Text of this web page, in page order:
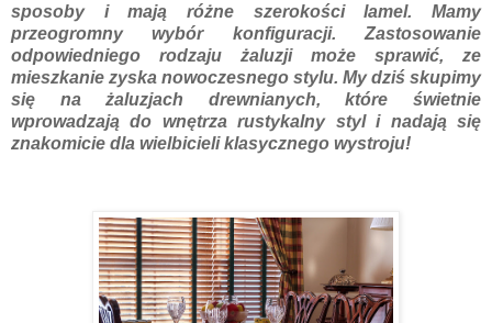
sposoby i mają różne szerokości lamel. Mamy
przeogromny wybór konfiguracji. Zastosowanie
odpowiedniego rodzaju żaluzji może sprawić, ze
mieszkanie zyska nowoczesnego stylu. My dziś skupimy
się na żaluzjach drewnianych, które świetnie
wprowadzają do wnętrza rustykalny styl i nadają się
znakomicie dla wielbicieli klasycznego wystroju!